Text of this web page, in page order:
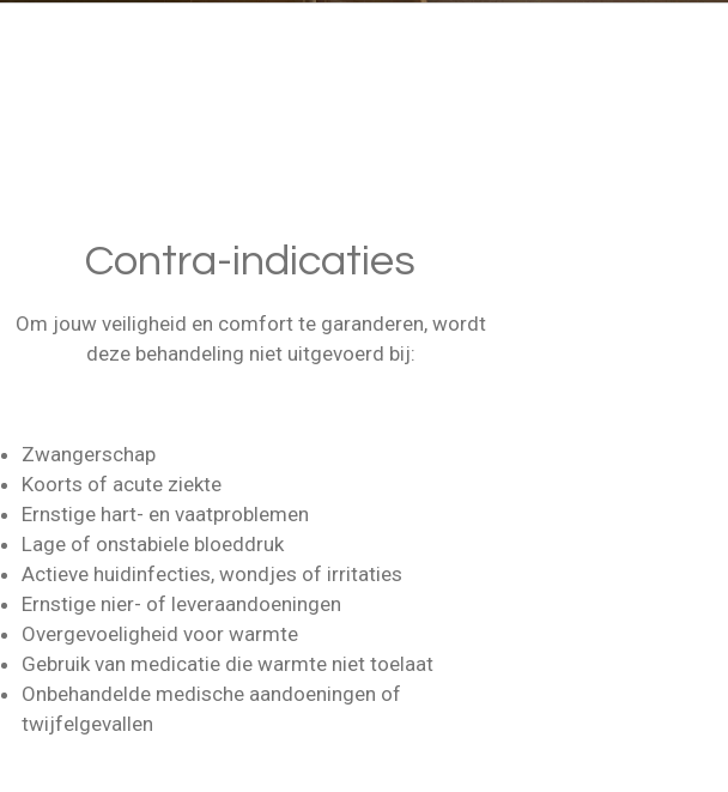
Contra-indicaties
Om jouw veiligheid en comfort te garanderen, wordt
deze behandeling niet uitgevoerd bij:
Zwangerschap
Koorts of acute ziekte
Ernstige hart- en vaatproblemen
Lage of onstabiele bloeddruk
Actieve huidinfecties, wondjes of irritaties
Ernstige nier- of leveraandoeningen
Overgevoeligheid voor warmte
Gebruik van medicatie die warmte niet toelaat
Onbehandelde medische aandoeningen of
twijfelgevallen